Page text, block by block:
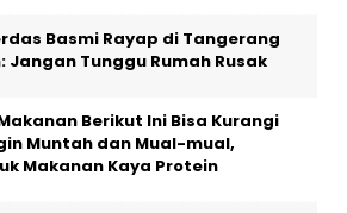
Basmi Rayap di Tangerang
Jangan Tunggu Rumah Rusak
Berikut Ini Bisa Kurangi
Muntah dan Mual-mual,
Makanan Kaya Protein